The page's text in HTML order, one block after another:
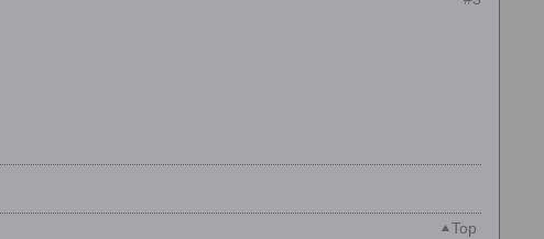
Top